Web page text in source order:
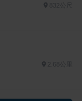
832公尺
2.68公里